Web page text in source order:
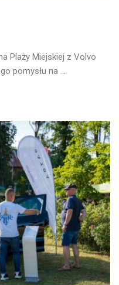
Plaży Miejskiej z Volvo
pomysłu na ...